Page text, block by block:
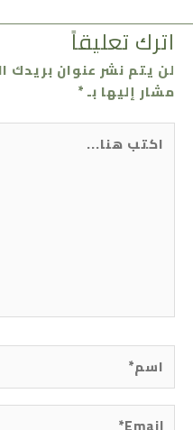
اترك تعليقاً
لن يتم نشر عنوان بريدك
مشار إليها بـ*
اكتب
هنا...
Email*